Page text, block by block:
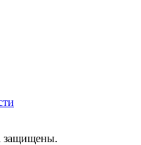
защищены.